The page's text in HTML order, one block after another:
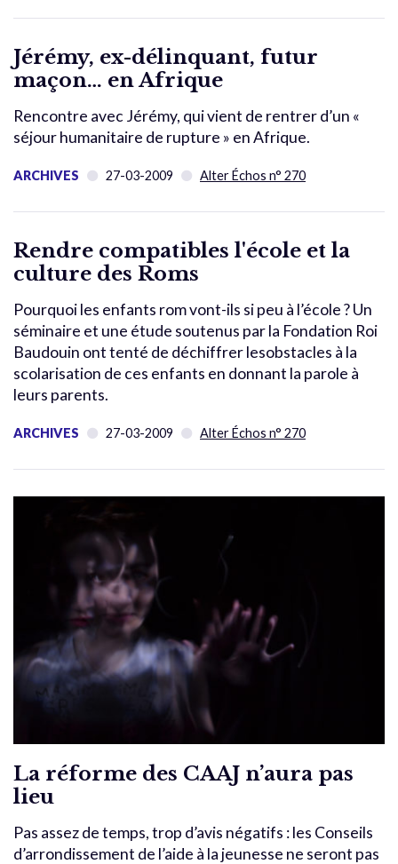
Jérémy, ex-délinquant, futur
maçon… en Afrique
Rencontre avec Jérémy, qui vient de rentrer d’un «
séjour humanitaire de rupture » en Afrique.
ARCHIVES 27-03-2009 Alter Échos n° 270
Rendre compatibles l'école et la
culture des Roms
Pourquoi les enfants rom vont-ils si peu à l’école ? Un
séminaire et une étude soutenus par la Fondation Roi
Baudouin ont tenté de déchiffrer lesobstacles à la
scolarisation de ces enfants en donnant la parole à
leurs parents.
ARCHIVES 27-03-2009 Alter Échos n° 270
La réforme des CAAJ n’aura pas
lieu
Pas assez de temps, trop d’avis négatifs : les Conseils
d’arrondissement de l’aide à la jeunesse ne seront pas